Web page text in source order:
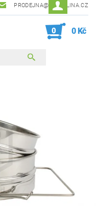
PRODEJNA@ZEVCELINA.CZ
0 0 Kč